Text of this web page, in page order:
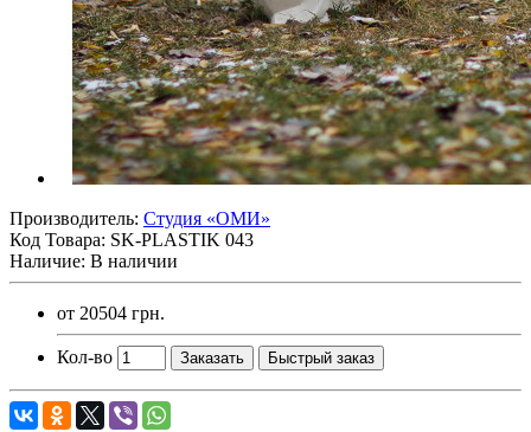
Производитель: Студия «ОМИ»
Код Товара: SK-PLASTIK 043
Наличие: В наличии
от 20504 грн.
Кол-во Заказать Быстрый заказ